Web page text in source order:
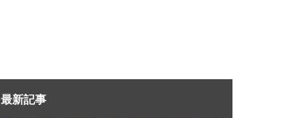
最新記事